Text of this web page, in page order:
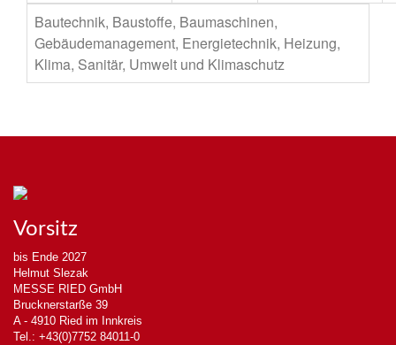
Bautechnik, Baustoffe, Baumaschinen,
Gebäudemanagement, Energietechnik, Heizung,
Klima, Sanitär, Umwelt und Klimaschutz
Vorsitz
bis Ende 2027
Helmut Slezak
MESSE RIED GmbH
Brucknerstarße 39
A - 4910 Ried im Innkreis
Tel.: +43(0)7752 84011-0